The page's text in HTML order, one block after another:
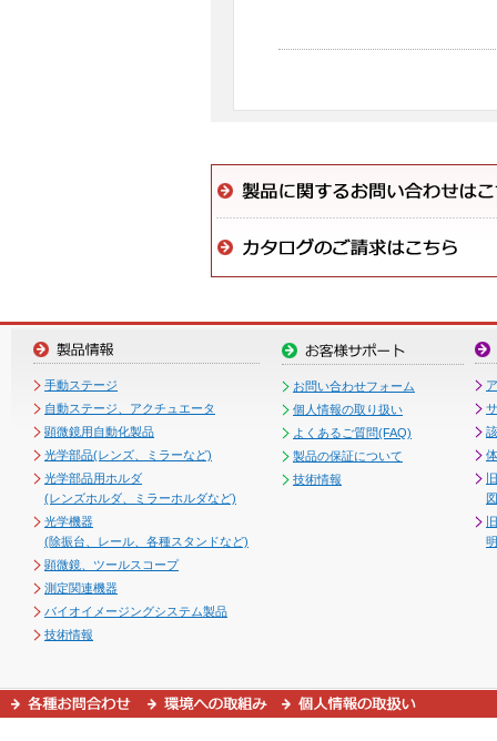
手動ステージ
自動ステージ、アクチュエータ
顕微鏡用自動化製品
光学部品(レンズ、ミラーなど)
光学部品用ホルダ
(レンズホルダ、ミラーホルダなど)
光学機器
(除振台、レール、各種スタンドなど)
顕微鏡、ツールスコープ
測定関連機器
バイオイメージングシステム製品
技術情報
お問い合わせフォーム
個人情報の取り扱い
よくあるご質問(FAQ)
製品の保証について
技術情報